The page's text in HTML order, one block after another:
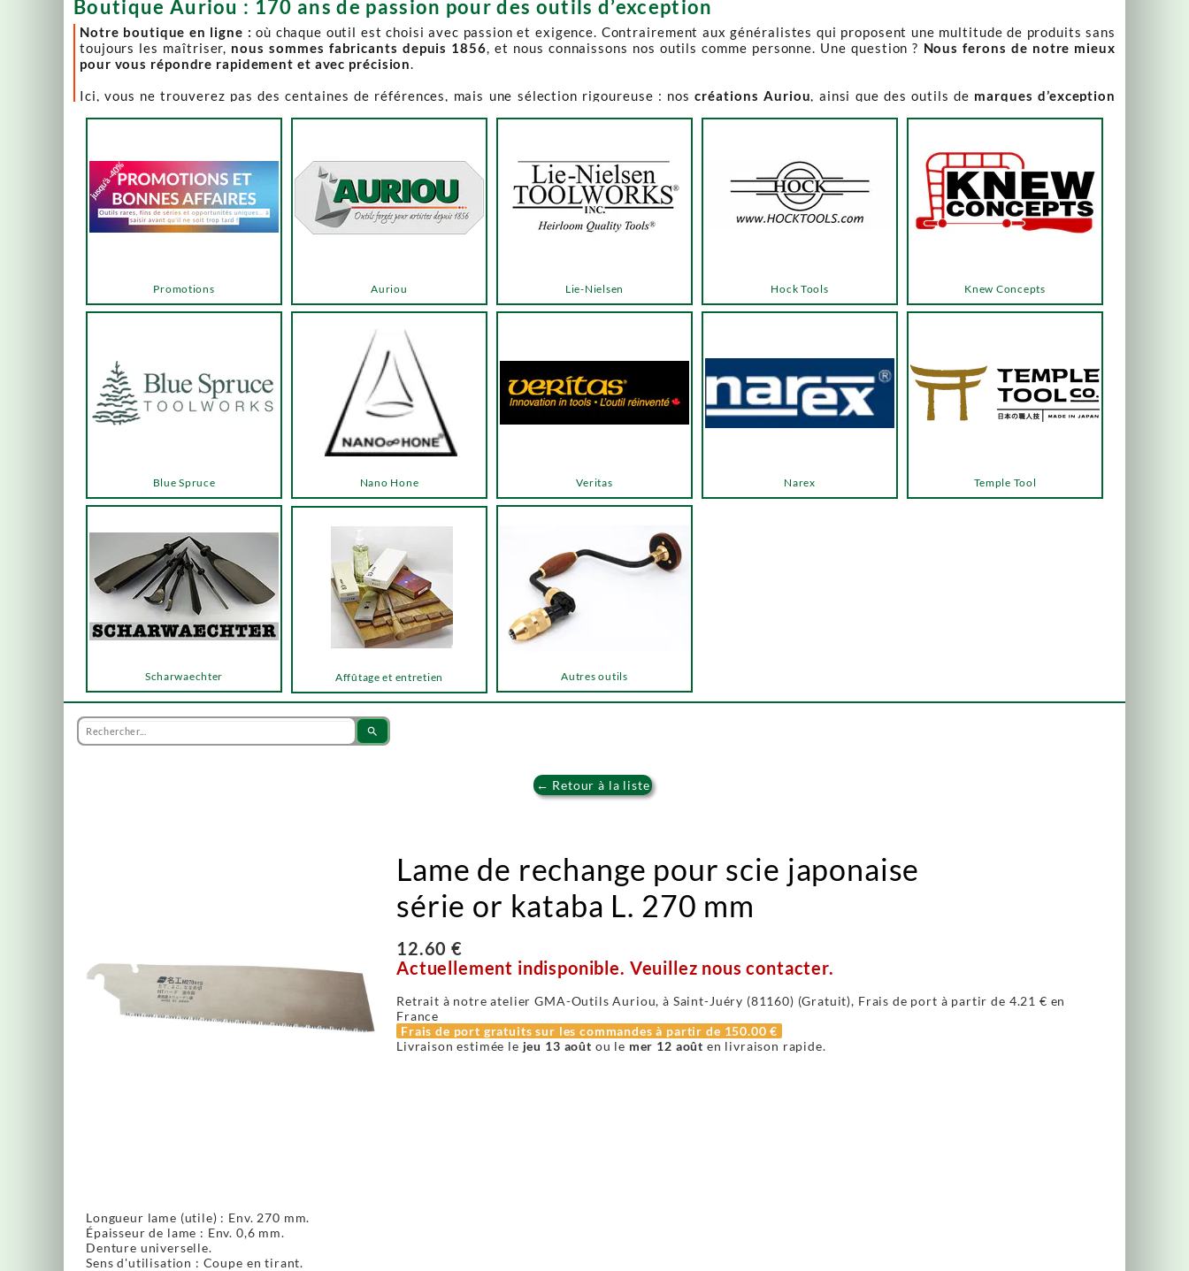
Boutique Auriou : 170 ans de passion pour des outils d’exception
Notre boutique en ligne :où chaque outil est choisi avec passion et exigence. Contrairement aux généralistes qui proposent une multitude de produits sans
toujours les maîtriser, nous sommes fabricants depuis 1856, et nous connaissons nos outils comme personne. Une question ? Nous ferons de notre mieux
pour vous répondre rapidement et avec précision.
Ici, vous ne trouverez pas des centaines de références, mais une sélection rigoureuse : noscréations Auriou, ainsi que des outils de marques d’exception
accéder via les menus ou les boutons ci-dessous.
Un produit en rupture de stock ? Nous travaillons activement à son réapprovisionnement. Les délais peuvent varier, alors n’hésitez pas à nous contacter pour
en savoir plus.
En bas de cette page, découvrez l’intégralité de notre catalogue. Pour affiner votre recherche, utilisez les menus ou les boutons dédiés, qui vous mèneront
Lie-Nielsen Hock Tools
Promotions Knew Concepts
Auriou
Temple Tool
Blue Spruce Narex
Veritas
Nano Hone
Autres outils
Scharwaechter Affûtage et entretien
search
← Retour à la liste
Lame de rechange pour scie japonaise
série or kataba L. 270 mm
12.60 €
Actuellement indisponible. Veuillez nous contacter.
Retrait à notre atelier GMA-Outils Auriou, à Saint-Juéry (81160) (Gratuit), Frais de port à partir de 4.21 € en
France
Frais de port gratuits sur les commandes à partir de 150.00 €
Livraison estimée le jeu 13 août ou le mer 12 août en livraison rapide.
Longueur lame (utile) : Env. 270 mm.
Épaisseur de lame : Env. 0,6 mm.
Denture universelle.
Sens d'utilisation : Coupe en tirant.